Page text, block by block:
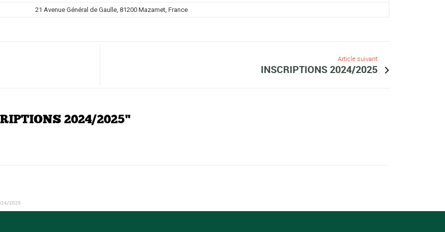
21 Avenue Général de Gaulle, 81200 Mazamet, France
Article suivant
INSCRIPTIONS 2024/2025
2024/2025"
2025